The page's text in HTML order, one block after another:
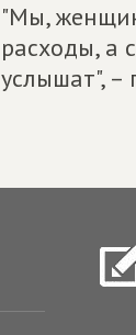
"Мы,
расходы, а
услышат", –